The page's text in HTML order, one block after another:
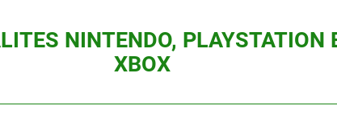
NINTENDO, PLAYSTATION
XBOX